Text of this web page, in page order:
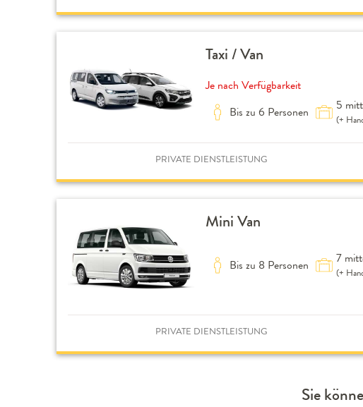
Taxi / Van
Je nach Verfügbarkeit
Bis zu 6 Personen
5
(+
PRIVATE DIENSTLEISTUNG
Mini Van
Bis zu 8 Personen 7
(+
PRIVATE DIENSTLEISTUNG
Sie